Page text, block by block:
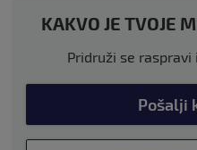
KAKVO JE TVOJE
Pridruži se
Pošalji